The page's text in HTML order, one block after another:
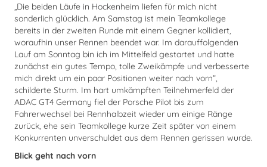
„Die beiden Läufe in Hockenheim liefen für mich nicht
sonderlich glücklich. Am Samstag ist mein Teamkollege
bereits in der zweiten Runde mit einem Gegner kollidiert,
woraufhin unser Rennen beendet war. Im darauffolgenden
Lauf am Sonntag bin ich im Mittelfeld gestartet und hatte
zunächst ein gutes Tempo, tolle Zweikämpfe und verbesserte
mich direkt um ein paar Positionen weiter nach vorn“,
schilderte Sturm. Im hart umkämpften Teilnehmerfeld der
ADAC GT4 Germany fiel der Porsche Pilot bis zum
Fahrerwechsel bei Rennhalbzeit wieder um einige Ränge
zurück, ehe sein Teamkollege kurze Zeit später von einem
Konkurrenten unverschuldet aus dem Rennen gerissen wurde.
Blick geht nach vorn